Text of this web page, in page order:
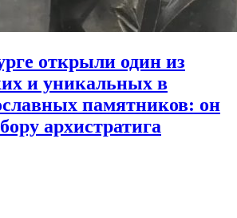
открыли один из
и уникальных в
памятников: он
архистратига